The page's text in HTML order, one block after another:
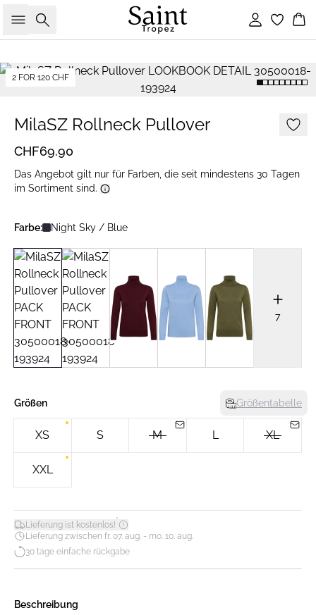
Suche Einloggen
2 FOR 120 CHF
MilaSZ Rollneck Pullover
CHF69.90
Das Angebot gilt nur für Farben, die seit mindestens 30 Tagen
im Sortiment sind.
Farbe: Night Sky / Blue
7
Größen Größentabelle
XS S M L XL
XXL
Lieferung ist kostenlos!*
Lieferung zwischen fr. 07. aug. - mo. 10. aug.
30 tage einfache rückgabe
Beschreibung